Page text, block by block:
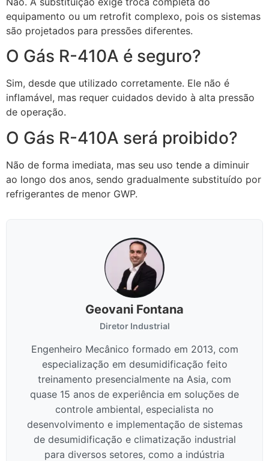
equipamento ou um retrofit complexo, pois os sistemas
são projetados para pressões diferentes.
O Gás R-410A é seguro?
Sim, desde que utilizado corretamente. Ele não é
inflamável, mas requer cuidados devido à alta pressão
de operação.
O Gás R-410A será proibido?
Não de forma imediata, mas seu uso tende a diminuir
ao longo dos anos, sendo gradualmente substituído por
refrigerantes de menor GWP.
Geovani Fontana
Diretor Industrial
Engenheiro Mecânico formado em 2013, com
especialização em desumidificação feito
treinamento presencialmente na Asia, com
quase 15 anos de experiência em soluções de
controle ambiental, especialista no
desenvolvimento e implementação de sistemas
de desumidificação e climatização industrial
para diversos setores, como a indústria